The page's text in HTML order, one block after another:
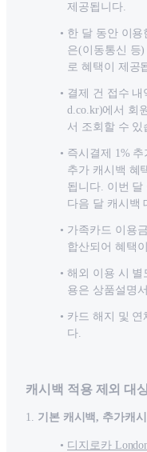
제공됩니다.
한 달 동안 이용
은(이동통신 등
로 혜택이 제공
결제 건 접수 내
d.co.kr)에서 회
서 조회할 수 있
즉시결제 1%
추가 캐시백 혜
됩니다. 이번
다음 달 캐시백
가족카드 이용
합산되어 혜택
해외 이용 시 별
용은 상품설명
카드 해지 및 연
다.
캐시백 적용 제외 대
1. 기본 캐시백, 추가캐
디지로카